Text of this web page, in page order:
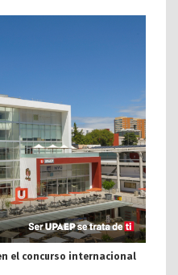
el concurso internacional